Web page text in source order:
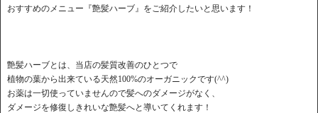
おすすめのメニュー『艶髪ハーブ』をご紹介したいと思います！
艶髪ハーブとは、当店の髪質改善のひとつで
植物の葉から出来ている天然100%のオーガニックです(^^)
お薬は一切使っていませんので髪へのダメージがなく、
ダメージを修復しきれいな艶髪へと導いてくれます！